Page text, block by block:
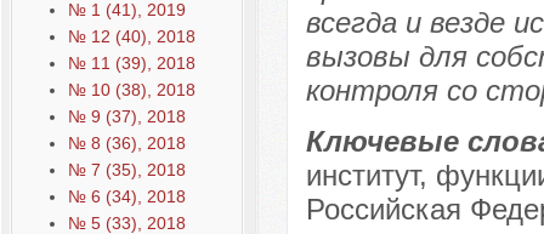
№ 1 (41), 2019
№ 12 (40), 2018
№ 11 (39), 2018
№ 10 (38), 2018
№ 9 (37), 2018
№ 8 (36), 2018
№ 7 (35), 2018
№ 6 (34), 2018
№ 5 (33), 2018
всегда и везде
вызовы для
контроля со
Ключевые
институт,
Российская